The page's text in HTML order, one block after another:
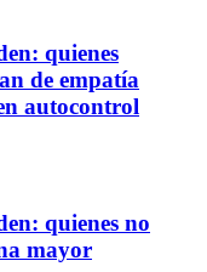
quienes
de empatía
autocontrol
quienes no
mayor